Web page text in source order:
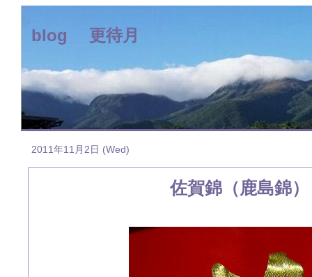
blog 更待月
2011年11月2日 (Wed)
佐賀錦（鹿島錦